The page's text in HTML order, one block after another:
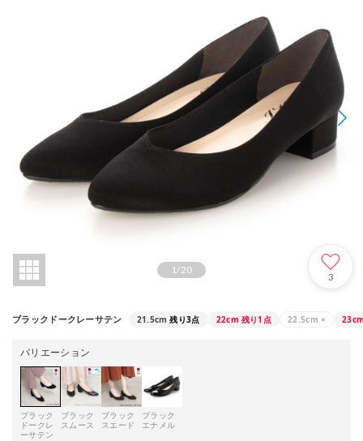
1 /20
3
ブラックドークレーサテン 21.5cm 残り3点 22cm 残り1点 22.5cm ×
バリエーション
ブラック
ドークレ
ーサテン
ブラック
スムース
ブラック
スエード
ブラック
エナメル